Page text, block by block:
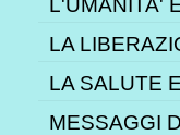
L'UMANITA'
LA
LA SALUTE
MESSAGGI